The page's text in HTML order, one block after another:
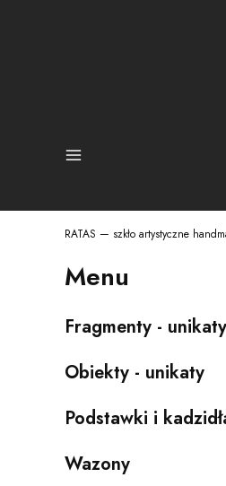
Sklep
RATAS — szkło artystyczne
Menu
Kategoria - Fragmenty -
Fragmenty - unikaty
Kategoria - Obiekty - unikaty
Obiekty - unikaty
Kategoria - Podstawki i
Podstawki i
Kategoria - Wazony
Wazony